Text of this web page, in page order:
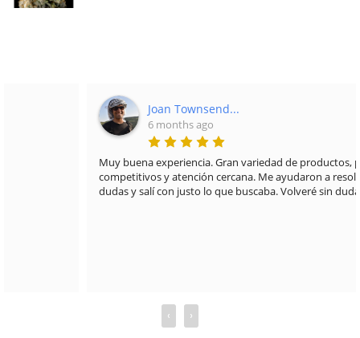
Joan Townsend...
6 months ago
Muy buena experiencia. Gran variedad de productos, precios
competitivos y atención cercana. Me ayudaron a resolver todas mis
dudas y salí con justo lo que buscaba. Volveré sin duda.
‹ ›